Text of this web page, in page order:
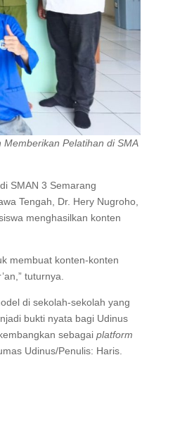
Pelatihan di SMA
SMAN 3 Semarang
Tengah, Dr. Hery Nugroho,
menghasilkan konten
membuat konten-konten
tuturnya.
di sekolah-sekolah yang
bukti nyata bagi Udinus
sebagaiplatform
Udinus/Penulis: Haris.